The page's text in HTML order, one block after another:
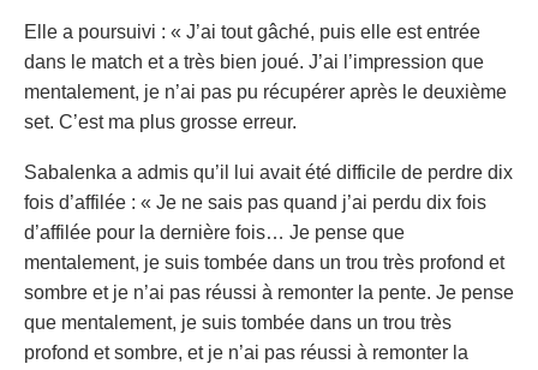
Elle a poursuivi : « J’ai tout gâché, puis elle est entrée
dans le match et a très bien joué. J’ai l’impression que
mentalement, je n’ai pas pu récupérer après le deuxième
set. C’est ma plus grosse erreur.
Sabalenka a admis qu’il lui avait été difficile de perdre dix
fois d’affilée : « Je ne sais pas quand j’ai perdu dix fois
d’affilée pour la dernière fois… Je pense que
mentalement, je suis tombée dans un trou très profond et
sombre et je n’ai pas réussi à remonter la pente. Je pense
que mentalement, je suis tombée dans un trou très
profond et sombre, et je n’ai pas réussi à remonter la